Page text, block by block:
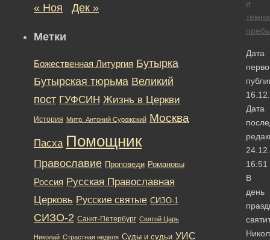
и
Дата
Дата
16:51
В
день
« Ноя
Дек »
Метки
Божественная Литургия Бутырка
Бутырская тюрьма Великий
пост ГУФСИН Жизнь в Церкви
История Митр. Антоний Сурожский Москва
Пасха Помощник
Православие Проповеди Романовы
Россия Русская Православная
Церковь Русские святые СИЗО-1
СИЗО-2 Санкт-Петербург Святой Царь
Николай Страстная неделя Суды и судьи УИС